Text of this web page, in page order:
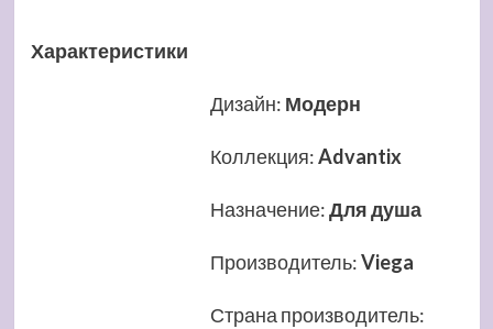
Характеристики
Дизайн: Модерн
Коллекция:Advantix
Назначение:Для душа
Производитель:Viega
Страна производитель: